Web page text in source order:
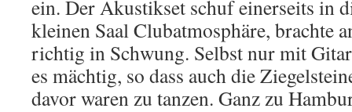
ein. Der Akustikset schuf einerseits in
kleinen Saal Clubatmosphäre, brachte
richtig in Schwung. Selbst nur mit
es mächtig, so dass auch die
davor waren zu tanzen. Ganz zu